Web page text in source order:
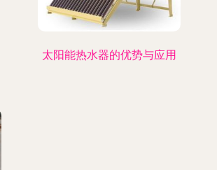
太阳能热水器的优势与应用